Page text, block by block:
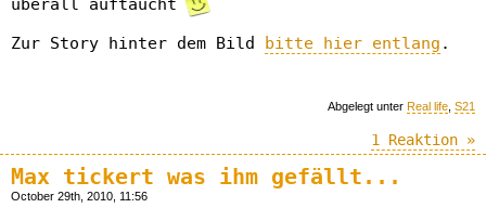
überall auftaucht
Zur Story hinter dem Bild
bitte hier entlang .
Abgelegt unter Real life S21
1 Reaktion »
Max tickert was ihm gefällt...
October 29th, 2010, 11:56